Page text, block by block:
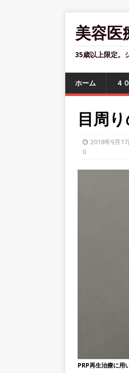
美容医
35歳以上限定。
ホーム ４
目周
2018年9月17
0
PRP再生治療に用